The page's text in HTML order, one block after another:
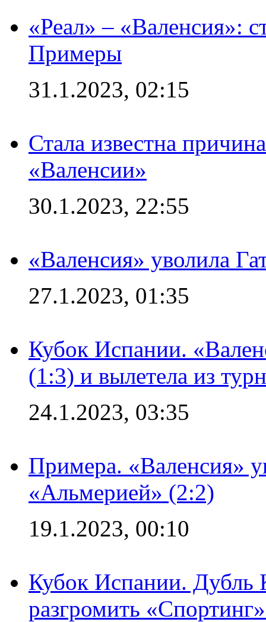
«Реал» – «Валенсия»:
Примеры
31.1.2023, 02:15
Стала известна
«Валенсии»
30.1.2023, 22:55
«Валенсия» уволила
27.1.2023, 01:35
Кубок Испании.
(1:3) и вылетела из
24.1.2023, 03:35
Примера. «Валенсия»
«Альмерией» (2:2)
19.1.2023, 00:10
Кубок Испании. Дубль
разгромить